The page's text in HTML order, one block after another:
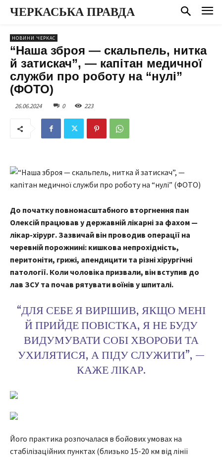
ЧЕРКАСЬКА ПРАВДА
НОВИНИ ЧЕРКАС
“Наша зброя — скальпель, нитка
й затискач”, — капітан медичної
служби про роботу на “нулі”
(ФОТО)
26.06.2024 0 223
До початку повномасштабного вторгнення пан
Олексій працював у державній лікарні за фахом —
лікар-хірург. Зазвичай він проводив операції на
черевній порожнині: кишкова непрохідність,
перитоніти, грижі, апендицити та різні хірургічні
патології. Коли чоловіка призвали, він вступив до
лав ЗСУ та почав рятувати воїнів у шпиталі.
“ДЛЯ СЕБЕ Я ВИРІШИВ, ЯКЩО МЕНІ
Й ПРИЙДЕ ПОВІСТКА, Я НЕ БУДУ
ВИДУМУВАТИ СОБІ ХВОРОБИ ТА
УХИЛЯТИСЯ, А ПІДУ СЛУЖИТИ”, —
КАЖЕ ЛІКАР.
Його практика розпочалася в бойових умовах на
стабілізаційних пунктах (близько 15-20 км від лінії